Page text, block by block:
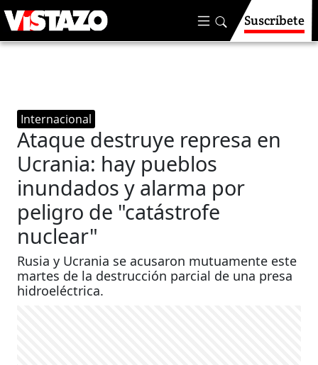
Suscríbete
Internacional
Ataque destruye represa en
Ucrania: hay pueblos
inundados y alarma por
peligro de "catástrofe
nuclear"
Rusia y Ucrania se acusaron mutuamente este
martes de la destrucción parcial de una presa
hidroeléctrica.